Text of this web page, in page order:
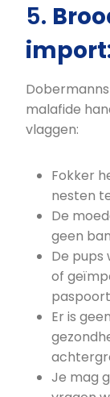
5.
malafide
vlaggen:
Fokker
nesten
De
geen
De pups
of
Er is
Je mag